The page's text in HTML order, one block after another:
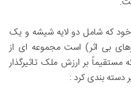
خود که شامل دو لایه شیشه و یک
بی اثر) است مجموعه ای از
مستقیماً بر ارزش ملک تاثیرگذار
دسته بندی کرد :